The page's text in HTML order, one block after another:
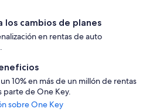
los cambios de planes
en rentas de auto
10% en más de un millón de rentas
parte de One Key.
sobre One Key